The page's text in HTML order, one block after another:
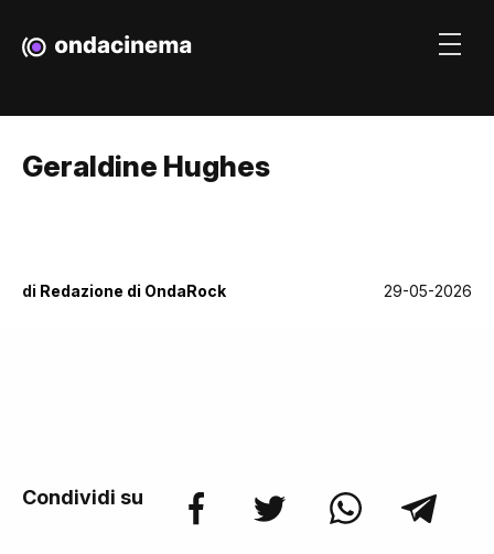
Geraldine Hughes
di Redazione di OndaRock 29-05-2026
Condividi su